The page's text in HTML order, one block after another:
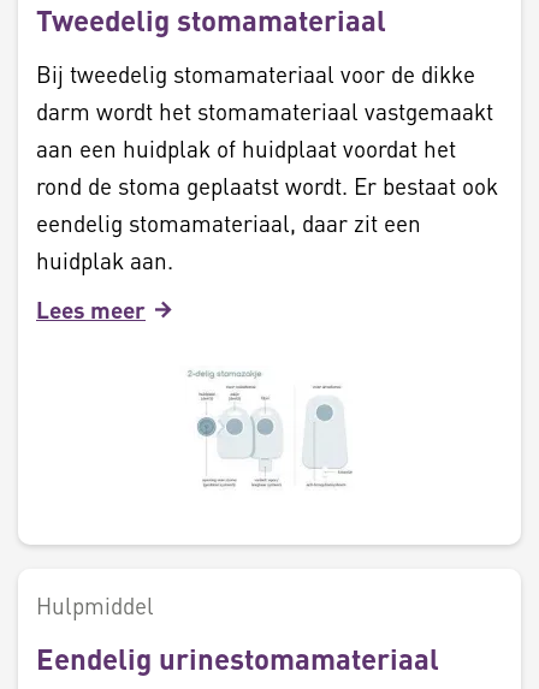
Tweedelig stomamateriaal
Bij tweedelig stomamateriaal voor de dikke
darm wordt het stomamateriaal vastgemaakt
aan een huidplak of huidplaat voordat het
rond de stoma geplaatst wordt. Er bestaat ook
eendelig stomamateriaal, daar zit een
huidplak aan.
Lees meer
Hulpmiddel
Eendelig urinestomamateriaal